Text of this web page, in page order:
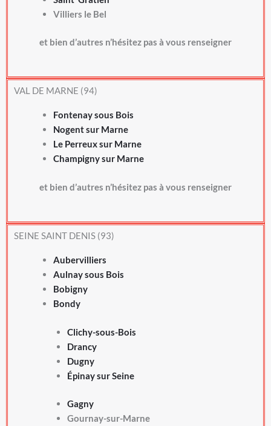
Villiers le Bel
et bien d’autres n’hésitez pas à vous renseigner
VAL DE MARNE (94)
Fontenay sous Bois
Nogent sur Marne
Le Perreux sur Marne
Champigny sur Marne
et bien d’autres n’hésitez pas à vous renseigner
SEINE SAINT DENIS (93)
Aubervilliers
Aulnay sous Bois
Bobigny
Bondy
Clichy-sous-Bois
Drancy
Dugny
Épinay sur Seine
Gagny
Gournay-sur-Marne